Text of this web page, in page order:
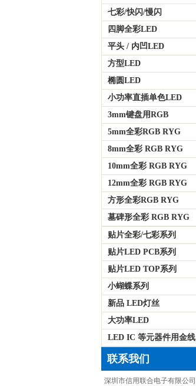
七彩/快闪/慢闪
四脚全彩LED
平头 / 内凹LED
方型LED
椭圆LED
小功率直插单色LED
3mm键盘用RGB
5mm全彩RGB RYG
8mm全彩 RGB RYG
10mm全彩 RGB RYG
12mm全彩 RGB RYG
方形全彩RGB RYG
墓碑形全彩 RGB RYG
贴片全彩/七彩系列
贴片LED PCB系列
贴片LED TOP系列
小蝴蝶系列
新品 LED灯丝
大功率LED
LED IC 等元器件用金线
联系我们
深圳市信用联合电子有限公司